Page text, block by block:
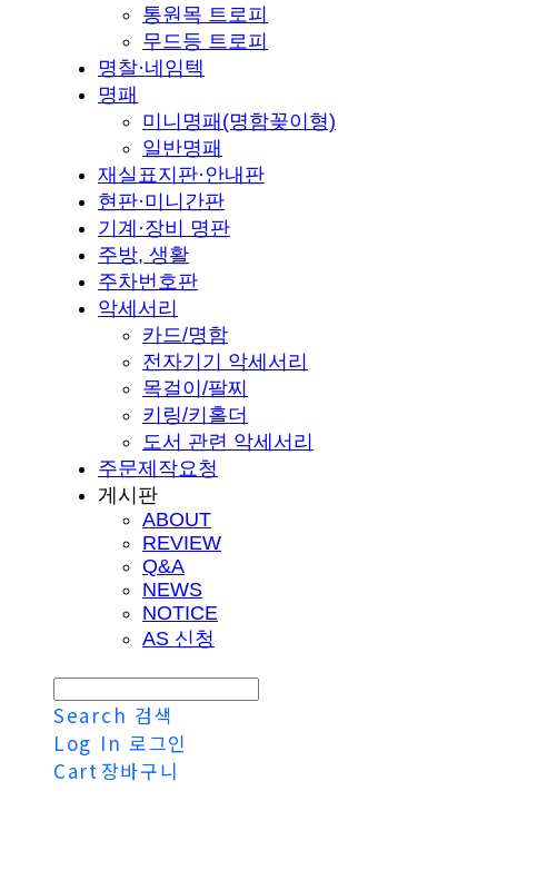
통원목 트로피
무드등 트로피
명찰·네임텍
명패
미니명패(명함꽂이형)
일반명패
재실표지판·안내판
현판·미니간판
기계·장비 명판
주방, 생활
주차번호판
악세서리
카드/명함
전자기기 악세서리
목걸이/팔찌
키링/키홀더
도서 관련 악세서리
주문제작요청
게시판
ABOUT
REVIEW
Q&A
NEWS
NOTICE
AS 신청
Search 검색
Log In 로그인
Cart 장바구니